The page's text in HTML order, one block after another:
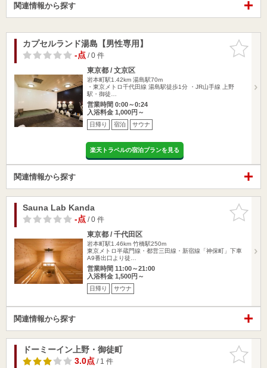
関連情報から探す
お気に入
りに追加
カプセルランド湯島【男性専用】
-点/ 0 件
東京都 / 文京区
岩本町駅1.42km 湯島駅70m
・東京メトロ千代田線 湯島駅徒歩1分 ・JR山手線 上野
駅・御徒…
営業時間 0:00～0:24
入浴料金 1,000円～
日帰り 宿泊 サウナ
楽天トラベルの宿泊プランを見る
関連情報から探す
お気に入
りに追加
Sauna Lab Kanda
-点/ 0 件
東京都 / 千代田区
岩本町駅1.46km 竹橋駅250m
東京メトロ半蔵門線・都営三田線・新宿線「神保町」下車
A9番出口より徒…
営業時間 11:00～21:00
入浴料金 1,500円～
日帰り サウナ
関連情報から探す
お気に入
りに追加
ドーミーイン上野・御徒町
3.0点/ 1 件